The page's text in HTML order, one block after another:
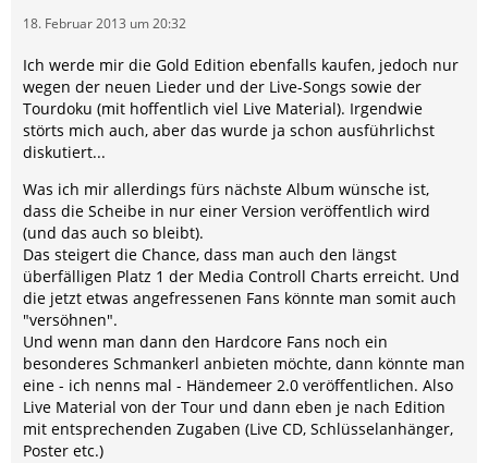
18. Februar 2013 um 20:32
Ich werde mir die Gold Edition ebenfalls kaufen, jedoch nur
wegen der neuen Lieder und der Live-Songs sowie der
Tourdoku (mit hoffentlich viel Live Material). Irgendwie
störts mich auch, aber das wurde ja schon ausführlichst
diskutiert...
Was ich mir allerdings fürs nächste Album wünsche ist,
dass die Scheibe in nur einer Version veröffentlich wird
(und das auch so bleibt).
Das steigert die Chance, dass man auch den längst
überfälligen Platz 1 der Media Controll Charts erreicht. Und
die jetzt etwas angefressenen Fans könnte man somit auch
"versöhnen".
Und wenn man dann den Hardcore Fans noch ein
besonderes Schmankerl anbieten möchte, dann könnte man
eine - ich nenns mal - Händemeer 2.0 veröffentlichen. Also
Live Material von der Tour und dann eben je nach Edition
mit entsprechenden Zugaben (Live CD, Schlüsselanhänger,
Poster etc.)